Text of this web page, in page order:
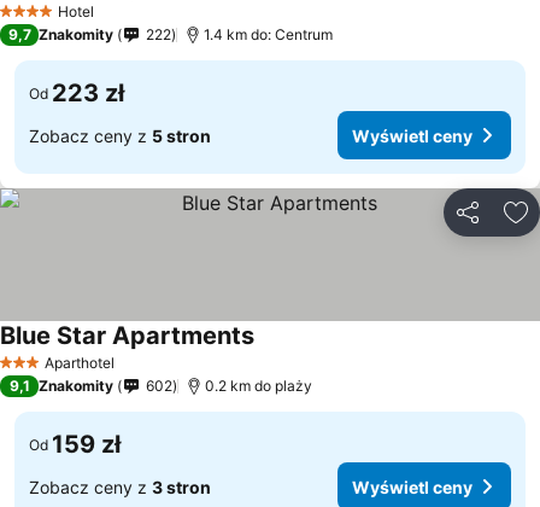
4 KategoriaHotel
9,7 Znakomity 222 1.4 km do: Centrum
Od 223 zł
Zobacz ceny z 5 stron Wyświetl ceny
3 KategoriaAparthotel
Blue Star Apartments
9,1 Znakomity 602 0.2 km do plaży
Od 159 zł
Zobacz ceny z 3 stron Wyświetl ceny